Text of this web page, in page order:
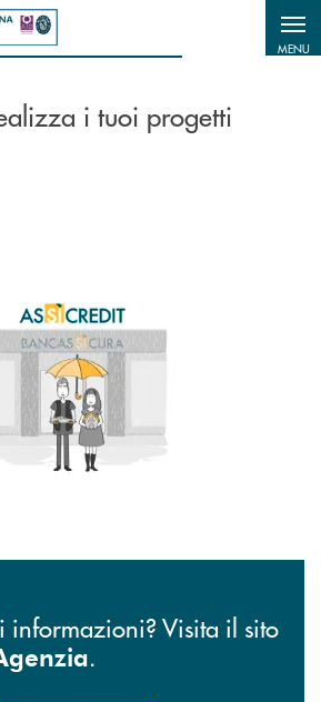
MENU
i tuoi progetti
informazioni? Visita il sito
.